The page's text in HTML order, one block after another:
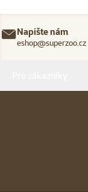
Napište nám
eshop@superzoo.cz